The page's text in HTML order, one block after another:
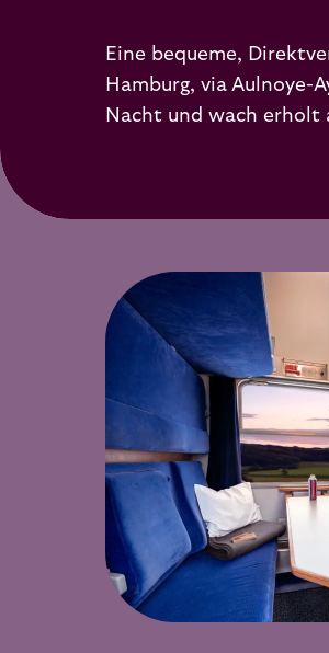
Eine bequeme,
Hamburg, via Aulnoye-
Nacht und wach erholt